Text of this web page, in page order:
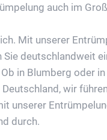
auch im
Mit unserer
Sie deutschlandweit
in Blumberg oder
Deutschland, wir
unserer
durch.